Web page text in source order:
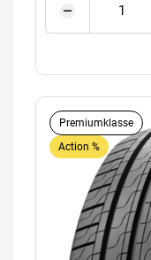
Premiumklasse
Action %